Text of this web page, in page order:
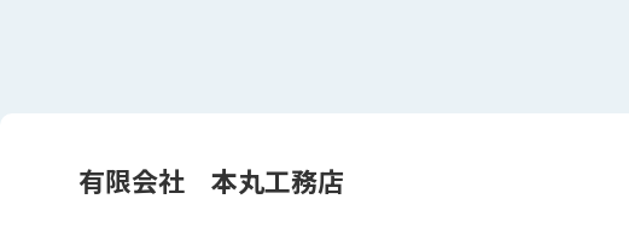
有限会社 本丸工務店